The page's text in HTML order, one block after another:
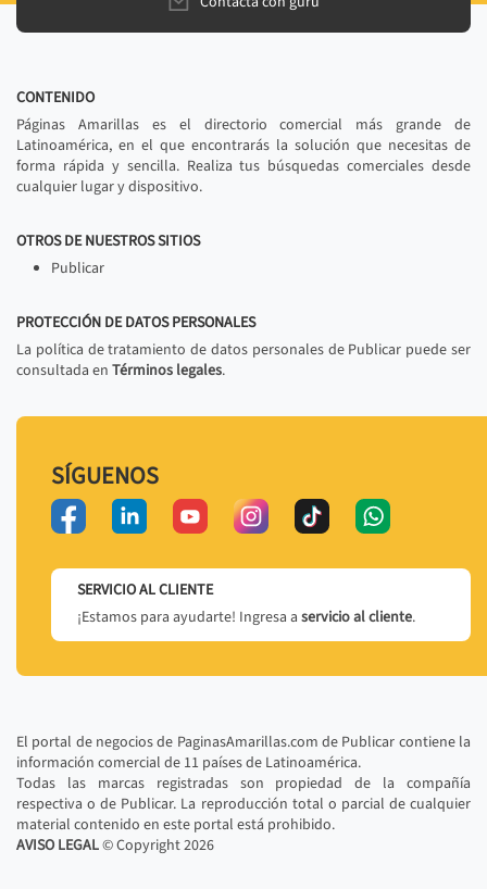
CONTENIDO
Páginas Amarillas es el directorio comercial más grande de
Latinoamérica, en el que encontrarás la solución que necesitas de
forma rápida y sencilla. Realiza tus búsquedas comerciales desde
cualquier lugar y dispositivo.
OTROS DE NUESTROS SITIOS
Publicar
PROTECCIÓN DE DATOS PERSONALES
La política de tratamiento de datos personales de Publicar puede ser
consultada en Términos legales.
SÍGUENOS
SERVICIO AL CLIENTE
¡Estamos para ayudarte! Ingresa a servicio al cliente.
El portal de negocios de PaginasAmarillas.com de Publicar contiene la
información comercial de 11 países de Latinoamérica.
Todas las marcas registradas son propiedad de la compañía
respectiva o de Publicar. La reproducción total o parcial de cualquier
material contenido en este portal está prohibido.
AVISO LEGAL© Copyright2026